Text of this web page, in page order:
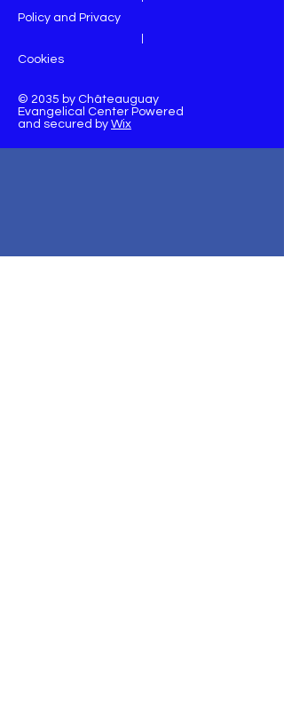
Policy and Privacy
Cookies
© 2035 by Châteauguay
Evangelical Center Powered
and secured by Wix